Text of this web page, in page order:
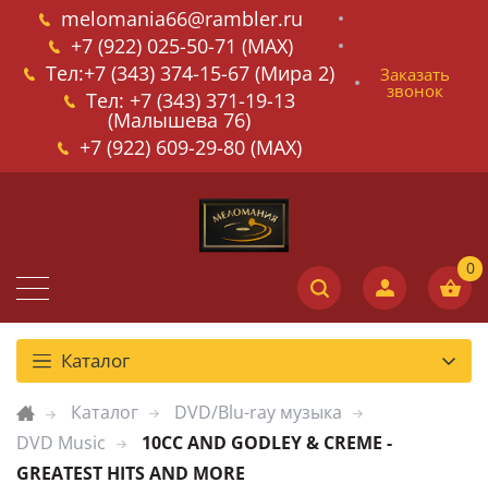
melomania66@rambler.ru
+7 (922) 025-50-71 (MAX)
Тел:+7 (343) 374-15-67 (Мира 2)
Тел: +7 (343) 371-19-13
(Малышева 76)
+7 (922) 609-29-80 (MAX)
Заказать
звонок
Каталог
Каталог
DVD/Blu-ray музыка
DVD Music
10CC AND GODLEY & CREME -
GREATEST HITS AND MORE